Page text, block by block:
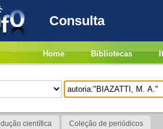
Consulta
Home Bibliotecas
científica Coleção de periódicos